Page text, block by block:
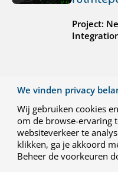
Project:
29 MEI 2026
R&D
We vinden privacy
Wij gebruiken cookies
om de browse-ervaring
websiteverkeer te
klikken, ga je akkoord
Beheer de voorkeuren